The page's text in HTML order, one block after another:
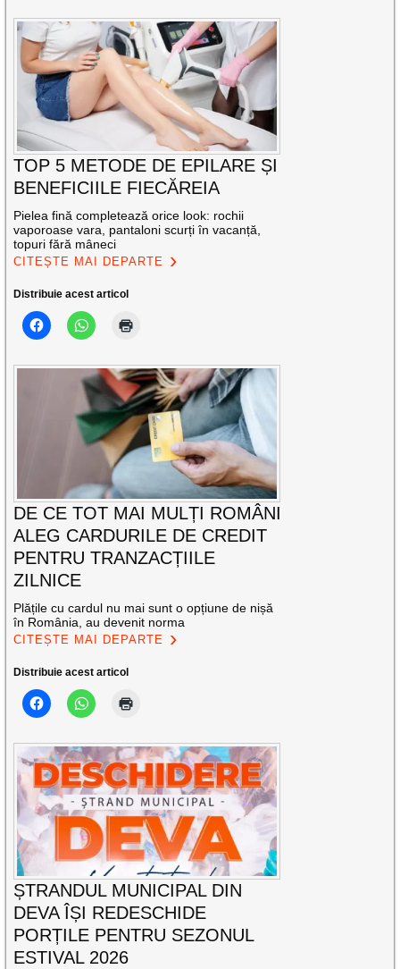
TOP 5 METODE DE EPILARE ȘI
BENEFICIILE FIECĂREIA
Pielea fină completează orice look: rochii
vaporoase vara, pantaloni scurți în vacanță,
topuri fără mâneci
CITEȘTE MAI DEPARTE
Distribuie acest articol
DE CE TOT MAI MULȚI ROMÂNI
ALEG CARDURILE DE CREDIT
PENTRU TRANZACȚIILE
ZILNICE
Plățile cu cardul nu mai sunt o opțiune de nișă
în România, au devenit norma
CITEȘTE MAI DEPARTE
Distribuie acest articol
ȘTRANDUL MUNICIPAL DIN
DEVA ÎȘI REDESCHIDE
PORȚILE PENTRU SEZONUL
ESTIVAL 2026